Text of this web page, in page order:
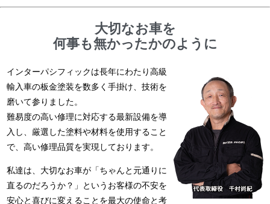
大切なお車を
何事も無かったかのように
インターパシフィックは長年にわたり高級
輸入車の板金塗装を数多く手掛け、技術を
磨いて参りました。
難易度の高い修理に対応する最新設備を導
入し、厳選した塗料や材料を使用すること
で、高い修理品質を実現しております。
私達は、大切なお車が「ちゃんと元通りに
直るのだろうか？」というお客様の不安を
安心と喜びに変えることを最大の使命と考